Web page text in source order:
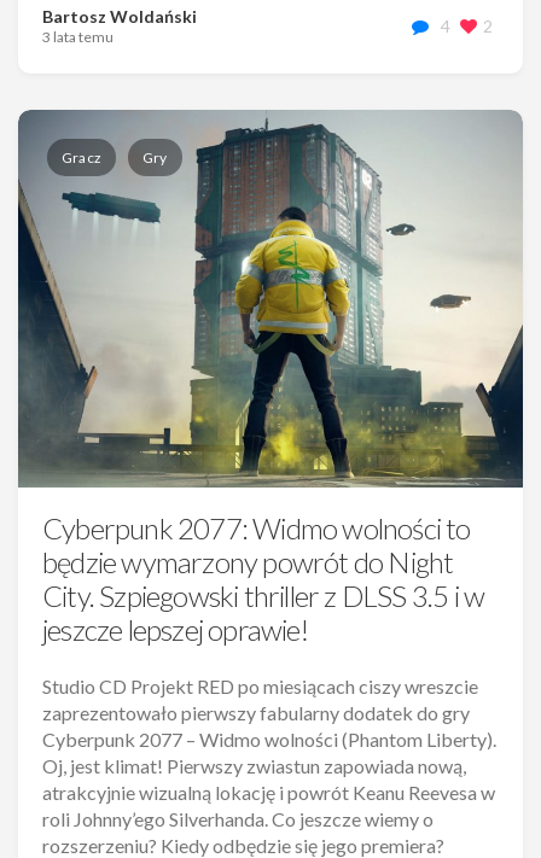
Bartosz Woldański
3 lata temu
4 2
Gracz Gry
Cyberpunk 2077: Widmo wolności to
będzie wymarzony powrót do Night
City. Szpiegowski thriller z DLSS 3.5 i w
jeszcze lepszej oprawie!
Studio CD Projekt RED po miesiącach ciszy wreszcie
zaprezentowało pierwszy fabularny dodatek do gry
Cyberpunk 2077 – Widmo wolności (Phantom Liberty).
Oj, jest klimat! Pierwszy zwiastun zapowiada nową,
atrakcyjnie wizualną lokację i powrót Keanu Reevesa w
roli Johnny’ego Silverhanda. Co jeszcze wiemy o
rozszerzeniu? Kiedy odbędzie się jego premiera?